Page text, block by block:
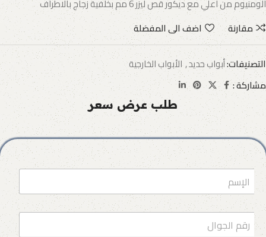
الومنيوم من اعلي مع ديكور قص ليزر 6 مم بخلفية زجاج بالاطراف
مقارنة
اضف الى المفضلة
التصنيفات:أبواب حديد, الأبواب الخارجية
مشاركة :
طلب عرض سعر